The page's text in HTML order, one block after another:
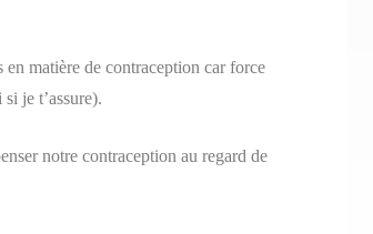
matière de contraception car force
je t’assure).
notre contraception au regard de